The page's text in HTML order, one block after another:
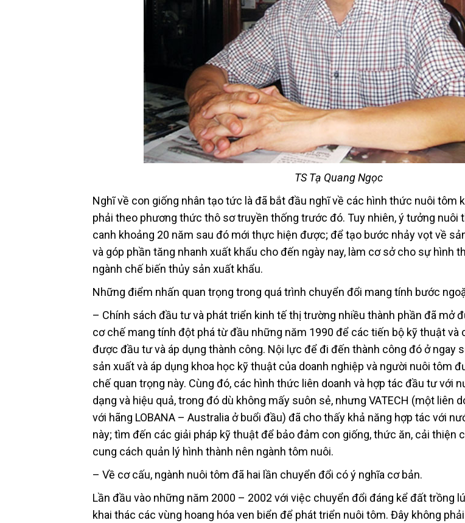
TS Tạ Quang Ngọc
Nghĩ về con giống nhân tạo tức là đã bắt đầu nghĩ về các hình thức nuôi tôm
phải theo phương thức thô sơ truyền thống trước đó. Tuy nhiên, ý tưởng nuôi
canh khoảng 20 năm sau đó mới thực hiện được; để tạo bước nhảy vọt về
và góp phần tăng nhanh xuất khẩu cho đến ngày nay, làm cơ sở cho sự hình
ngành chế biến thủy sản xuất khẩu.
Những điểm nhấn quan trọng trong quá trình chuyển đổi mang tính bước
– Chính sách đầu tư và phát triển kinh tế thị trường nhiều thành phần đã mở
cơ chế mang tính đột phá từ đầu những năm 1990 để các tiến bộ kỹ thuật và
được đầu tư và áp dụng thành công. Nội lực để đi đến thành công đó ở ngay
sản xuất và áp dụng khoa học kỹ thuật của doanh nghiệp và người nuôi tôm
chế quan trọng này. Cùng đó, các hình thức liên doanh và hợp tác đầu tư với
dạng và hiệu quả, trong đó dù không mấy suôn sẻ, nhưng VATECH (một liên
với hãng LOBANA – Australia ở buổi đầu) đã cho thấy khả năng hợp tác với
này; tìm đến các giải pháp kỹ thuật để bảo đảm con giống, thức ăn, cải thiện
cung cách quản lý hình thành nên ngành tôm nuôi.
– Về cơ cấu, ngành nuôi tôm đã hai lần chuyển đổi có ý nghĩa cơ bản.
Lần đầu vào những năm 2000 – 2002 với việc chuyển đổi đáng kể đất trồng
khai thác các vùng hoang hóa ven biển để phát triển nuôi tôm. Đây không